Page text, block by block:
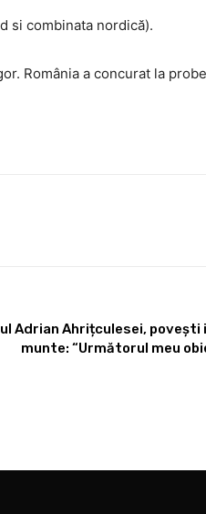
si combinata nordică).
România a concurat la
Adrian Ahrițculesei,
munte: “Următorul meu